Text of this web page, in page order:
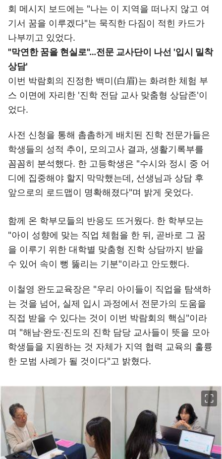
회 메시지 보드에는 "나는 이 지역을 떠나지 않고 여
기서 꿈을 이루겠다"는 묵직한 다짐이 적힌 카드가
나부끼고 있었다.
"막연한 꿈을 현실로"…전문 교사단이 나선 '입시 밀착
상담'
이번 박람회의 진정한 백미(白眉)는 화려한 체험 부
스 이면에 자리한 '진학 전담 교사 맞춤형 상담존'이
었다.
사전 신청을 통해 촘촘하게 배치된 진학 전문가들은
학생들의 성적 추이, 모의고사 결과, 생활기록부를
꼼꼼히 분석했다. 한 고등학생은 "수시와 정시 중 어
디에 집중해야 할지 막막했는데, 선생님과 상담 후
앞으로의 로드맵이 명확해졌다"며 밝게 웃었다.
함께 온 학부모들의 반응도 뜨거웠다. 한 학부모는
"아이 성향에 맞는 직업 체험을 한 뒤, 곧바로 그 꿈
을 이루기 위한 대학별 맞춤형 진학 상담까지 받을
수 있어 속이 뻥 뚫리는 기분"이라고 안도했다.
이철영 완도교육장은 "우리 아이들이 직업을 탐색하
는 것을 넘어, 실제 입시 과정에서 전문가의 도움을
직접 받을 수 있다는 것이 이번 박람회의 핵심"이라
며 "해남·완도·진도의 진학 담당 교사들이 뜻을 모아
학생들을 지원하는 것 자체가 지역 협력 교육의 훌륭
한 모범 사례가 될 것이다"고 밝혔다.